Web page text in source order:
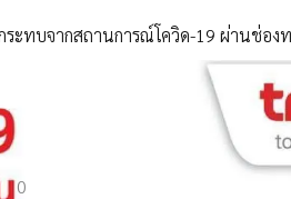
ษฐกิจสังคมกฎหมายและการปกครอง
0
ทบจากสถานการณ์โควิด-19 ผ่านช่อง